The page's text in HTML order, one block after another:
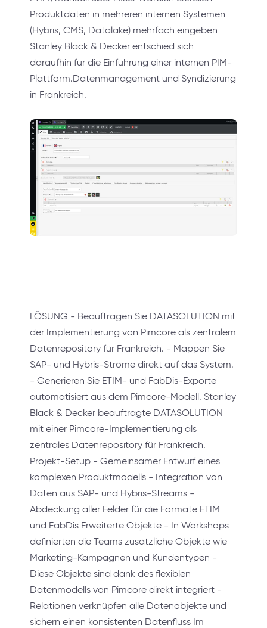
Produktdaten in mehreren internen Systemen
(Hybris, CMS, Datalake) mehrfach eingeben
Stanley Black & Decker entschied sich
daraufhin für die Einführung einer internen PIM-
Plattform.Datenmanagement und Syndizierung
in Frankreich.
LÖSUNG - Beauftragen Sie DATASOLUTION mit
der Implementierung von Pimcore als zentralem
Datenrepository für Frankreich. - Mappen Sie
SAP- und Hybris-Ströme direkt auf das System.
- Generieren Sie ETIM- und FabDis-Exporte
automatisiert aus dem Pimcore-Modell. Stanley
Black & Decker beauftragte DATASOLUTION
mit einer Pimcore-Implementierung als
zentrales Datenrepository für Frankreich.
Projekt-Setup - Gemeinsamer Entwurf eines
komplexen Produktmodells - Integration von
Daten aus SAP- und Hybris-Streams -
Abdeckung aller Felder für die Formate ETIM
und FabDis Erweiterte Objekte - In Workshops
definierten die Teams zusätzliche Objekte wie
Marketing-Kampagnen und Kundentypen -
Diese Objekte sind dank des flexiblen
Datenmodells von Pimcore direkt integriert -
Relationen verknüpfen alle Datenobjekte und
sichern einen konsistenten Datenfluss Im